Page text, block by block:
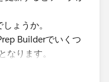
ょうか。
Builderでいくつ
なります。
を実行、またはス